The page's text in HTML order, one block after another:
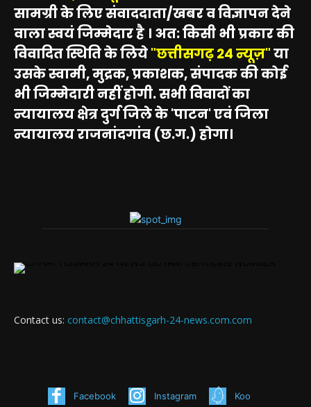
सामग्री के लिए संवाददाता/खबर व विज्ञापन देने
वाला स्वयं जिम्मेदार है । अत: किसी भी प्रकार की
विवादित स्थिति के लिये"छत्तीसगढ़ 24 न्यूज़"या
उसके स्वामी, मुद्रक, प्रकाशक, संपादक की कोई
भी जिम्मेदारी नहीं होगी. सभी विवादों का
न्यायालय क्षेत्र दुर्ग जिले के 'पाटन' एवं जिला
न्यायालय राजनांदगांव (छ.ग.) होगा।
Contact us: contact@chhattisgarh-24-news.com.com
Facebook Instagram Koo